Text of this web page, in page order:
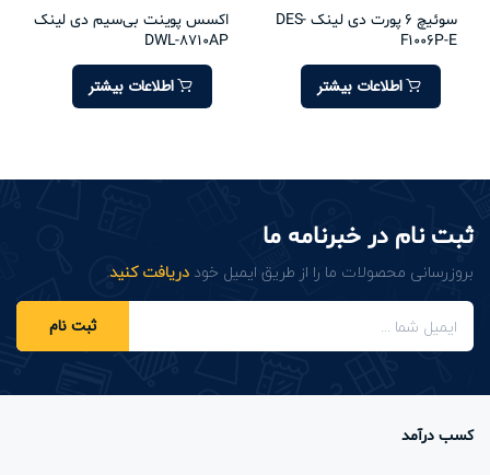
سوئیچ 6 پورت دی لینک DES-
F1006P-E
اطلاعات بیشتر
اکسس پوینت بی‌سیم دی لینک
DWL-8710AP
اطلاعات بیشتر
ثبت نام در خبرنامه ما
بروزرسانی محصولات ما را از طریق ایمیل خود دریافت کنید.
ثبت نام
کسب درآمد